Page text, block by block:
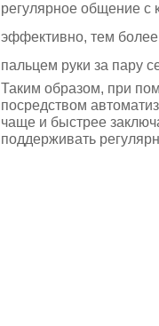
регулярное общение с
эффективно, тем
пальцем руки за пару
Таким образом, при
посредством
чаще и быстрее
поддерживать